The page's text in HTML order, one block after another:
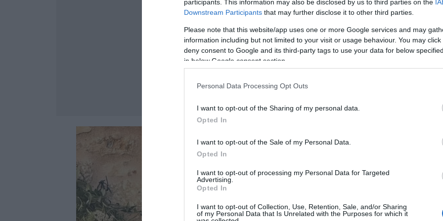
participants. This information may also be disclosed by us to third parties on the
Downstream Participants that may further disclose it to other third parties.
Please note that this website/app uses one or more Google services and may
information including but not limited to your visit or usage behaviour. You may
deny consent to Google and its third-party tags to use your data for below
in below Google consent section.
Personal Data Processing Opt Outs
I want to opt-out of the Sharing of my personal data.
Opted In
I want to opt-out of the Sale of my Personal Data.
Opted In
I want to opt-out of processing my Personal Data for Targeted
Advertising.
Opted In
I want to opt-out of Collection, Use, Retention, Sale, and/or Sharing
of my Personal Data that Is Unrelated with the Purposes for which it